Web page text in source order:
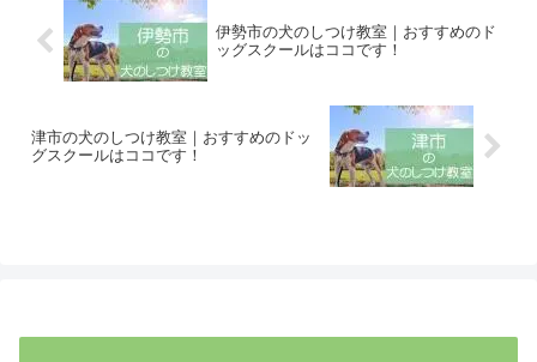
伊勢市の犬のしつけ教室｜おすすめのド
ッグスクールはココです！
津市の犬のしつけ教室｜おすすめのドッ
グスクールはココです！